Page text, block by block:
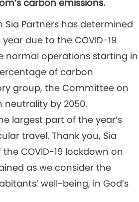
carbon emissions.
Partners has determined
due to the COVID-19
normal operations starting in
of carbon
group, the Committee on
by 2050.
largest part of the year’s
travel. Thank you, Sia
COVID-19 lockdown on
as we consider the
well-being, in God’s